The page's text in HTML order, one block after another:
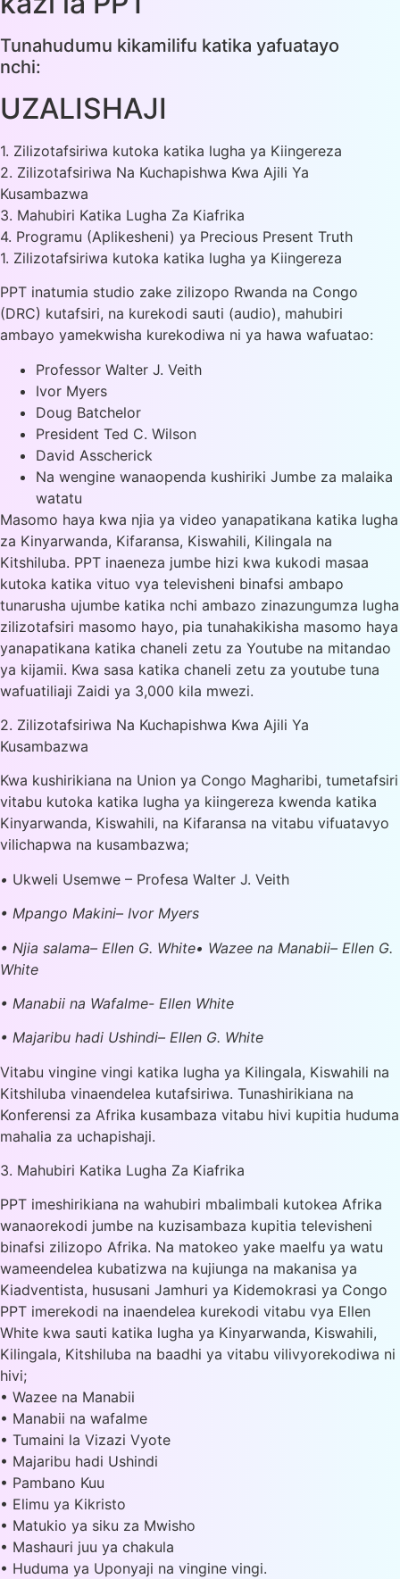
Tunahudumu kikamilifu katika yafuatayo
nchi:
UZALISHAJI
1. Zilizotafsiriwa kutoka katika lugha ya Kiingereza
2. Zilizotafsiriwa Na Kuchapishwa Kwa Ajili Ya
Kusambazwa
3. Mahubiri Katika Lugha Za Kiafrika
4. Programu (Aplikesheni) ya Precious Present Truth
1. Zilizotafsiriwa kutoka katika lugha ya Kiingereza
PPT inatumia studio zake zilizopo Rwanda na Congo
(DRC) kutafsiri, na kurekodi sauti (audio), mahubiri
ambayo yamekwisha kurekodiwa ni ya hawa wafuatao:
Professor Walter J. Veith
Ivor Myers
Doug Batchelor
President Ted C. Wilson
David Asscherick
Na wengine wanaopenda kushiriki Jumbe za malaika
watatu
Masomo haya kwa njia ya video yanapatikana katika lugha
za Kinyarwanda, Kifaransa, Kiswahili, Kilingala na
Kitshiluba. PPT inaeneza jumbe hizi kwa kukodi masaa
kutoka katika vituo vya televisheni binafsi ambapo
tunarusha ujumbe katika nchi ambazo zinazungumza lugha
zilizotafsiri masomo hayo, pia tunahakikisha masomo haya
yanapatikana katika chaneli zetu za Youtube na mitandao
ya kijamii. Kwa sasa katika chaneli zetu za youtube tuna
wafuatiliaji Zaidi ya 3,000 kila mwezi.
2. Zilizotafsiriwa Na Kuchapishwa Kwa Ajili Ya
Kusambazwa
Kwa kushirikiana na Union ya Congo Magharibi, tumetafsiri
vitabu kutoka katika lugha ya kiingereza kwenda katika
Kinyarwanda, Kiswahili, na Kifaransa na vitabu vifuatavyo
vilichapwa na kusambazwa;
• Ukweli Usemwe – Profesa Walter J. Veith
• Mpango Makini– Ivor Myers
• Njia salama– Ellen G. White• Wazee na Manabii– Ellen G.
White
• Manabii na Wafalme- Ellen White
• Majaribu hadi Ushindi– Ellen G. White
Vitabu vingine vingi katika lugha ya Kilingala, Kiswahili na
Kitshiluba vinaendelea kutafsiriwa. Tunashirikiana na
Konferensi za Afrika kusambaza vitabu hivi kupitia huduma
mahalia za uchapishaji.
3. Mahubiri Katika Lugha Za Kiafrika
PPT imeshirikiana na wahubiri mbalimbali kutokea Afrika
wanaorekodi jumbe na kuzisambaza kupitia televisheni
binafsi zilizopo Afrika. Na matokeo yake maelfu ya watu
wameendelea kubatizwa na kujiunga na makanisa ya
Kiadventista, hususani Jamhuri ya Kidemokrasi ya Congo
PPT imerekodi na inaendelea kurekodi vitabu vya Ellen
White kwa sauti katika lugha ya Kinyarwanda, Kiswahili,
Kilingala, Kitshiluba na baadhi ya vitabu vilivyorekodiwa ni
hivi;
• Wazee na Manabii
• Manabii na wafalme
• Tumaini la Vizazi Vyote
• Majaribu hadi Ushindi
• Pambano Kuu
• Elimu ya Kikristo
• Matukio ya siku za Mwisho
• Mashauri juu ya chakula
• Huduma ya Uponyaji na vingine vingi.